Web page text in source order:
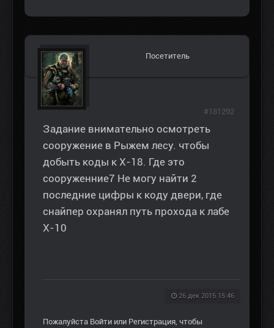
Посетитель
Задание внимательно осмотреть
сооружение в Рыжем лесу. чтобы
добыть коды к Х-18. Где это
сооруженние7 Не могу найти 2
последние цифры к коду двери, где
снайпер охранял путь прохода к лабе
Х-10
26 дек 2015 15:46
#181292
Пожалуйста Войти или Регистрация , чтобы